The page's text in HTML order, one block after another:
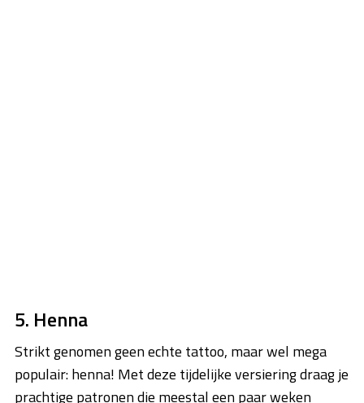
5. Henna
Strikt genomen geen echte tattoo, maar wel mega
populair: henna! Met deze tijdelijke versiering draag je
prachtige patronen die meestal een paar weken